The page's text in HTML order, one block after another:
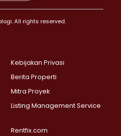
Hilir >
Selatan >
>
Selatan >
>
>
>
All rights reserved.
Kebijakan Privasi
Berita Properti
Mitra Proyek
Listing Management Service
Rentfix.com